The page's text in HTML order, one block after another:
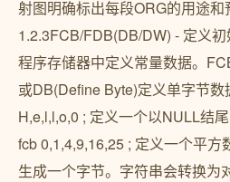
射图明确标出每段ORG的用途和
1.2.3FCB/FDB(DB/DW) - 定义
程序存储器中定义常量数据。
或DB(Define Byte)定义单字节
H,e,l,l,o,0 ; 定义一个以NULL结
fcb 0,1,4,9,16,25 ; 定义一个平
生成一个字节。字符串会转换为